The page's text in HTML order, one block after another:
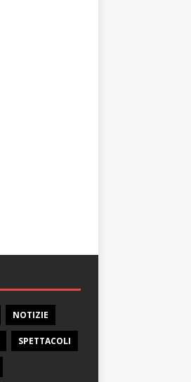
NOTIZIE
SPETTACOLI